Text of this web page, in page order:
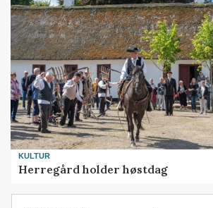
KULTUR
Herregård holder høstdag